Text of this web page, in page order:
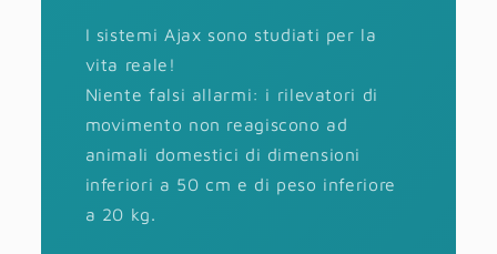
I sistemi Ajax sono studiati per la
vita reale!
Niente falsi allarmi: i rilevatori di
movimento non reagiscono ad
animali domestici di dimensioni
inferiori a 50 cm e di peso inferiore
a 20 kg.